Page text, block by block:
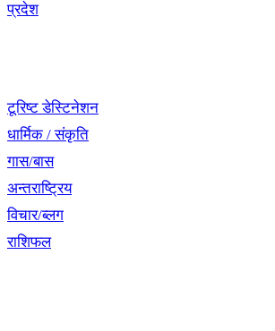
प्रदेश
टूरिष्ट डेस्टिनेशन
धार्मिक / संकृति
गास/बास
अन्तराष्ट्रिय
विचार/ब्लग
राशिफल